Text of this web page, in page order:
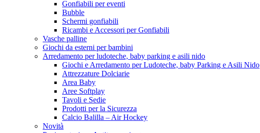
Gonfiabili per eventi
Bubble
Schermi gonfiabili
Ricambi e Accessori per Gonfiabili
Vasche palline
Giochi da esterni per bambini
Arredamento per ludoteche, baby parking e asili nido
Giochi e Arredamento per Ludoteche, baby Parking e Asili Nido
Attrezzature Dolciarie
Area Baby
Aree Softplay
Tavoli e Sedie
Prodotti per la Sicurezza
Calcio Balilla – Air Hockey
Novità